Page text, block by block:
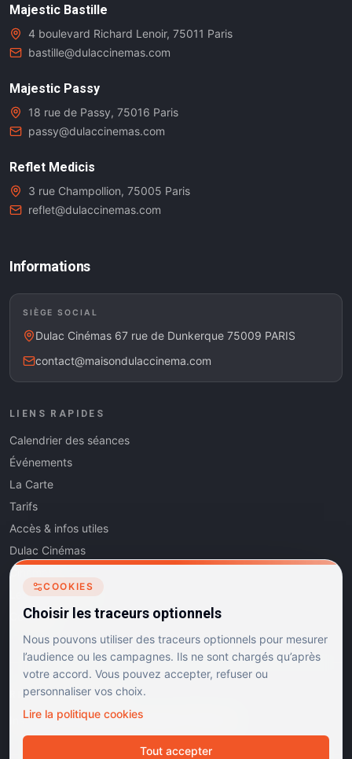
Majestic Bastille
4 boulevard Richard Lenoir, 75011 Paris
bastille@dulaccinemas.com
Majestic Passy
18 rue de Passy, 75016 Paris
passy@dulaccinemas.com
Reflet Medicis
3 rue Champollion, 75005 Paris
reflet@dulaccinemas.com
Informations
SIÈGE SOCIAL
Dulac Cinémas 67 rue de Dunkerque 75009 PARIS
contact@maisondulaccinema.com
LIENS RAPIDES
Calendrier des séances
Événements
La Carte
Tarifs
Accès & infos utiles
Dulac Cinémas
Cinéma5
Les Dits de l'Art
Contact
RÉSEAUX SOCIAUX
Instagram Facebook Linkedin
COOKIES
Choisir les traceurs optionnels
Nous pouvons utiliser des traceurs optionnels pour mesurer
l’audience ou les campagnes. Ils ne sont chargés qu’après
votre accord. Vous pouvez accepter, refuser ou
personnaliser vos choix.
Lire la politique cookies
Tout accepter